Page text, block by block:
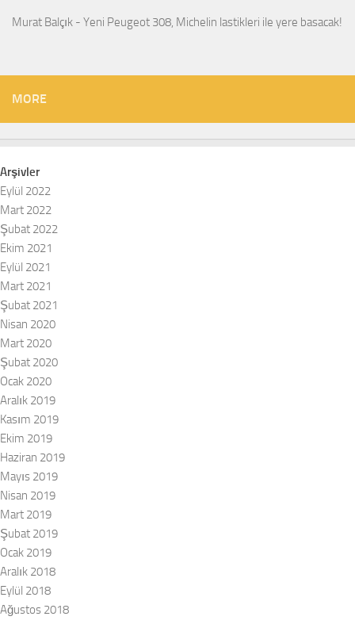
Murat Balçık - Yeni Peugeot 308, Michelin lastikleri ile yere basacak!
MORE
Arşivler
Eylül 2022
Mart 2022
Şubat 2022
Ekim 2021
Eylül 2021
Mart 2021
Şubat 2021
Nisan 2020
Mart 2020
Şubat 2020
Ocak 2020
Aralık 2019
Kasım 2019
Ekim 2019
Haziran 2019
Mayıs 2019
Nisan 2019
Mart 2019
Şubat 2019
Ocak 2019
Aralık 2018
Eylül 2018
Ağustos 2018